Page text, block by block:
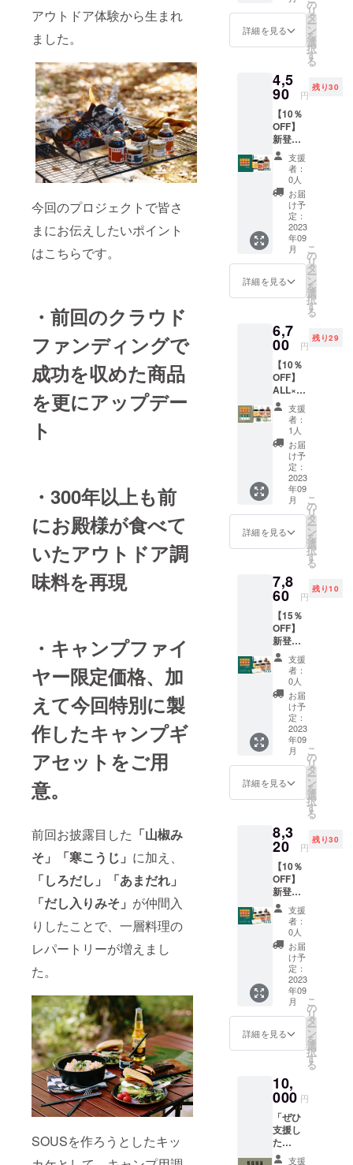
アウトドア体験から生まれ
ました。
今回のプロジェクトで皆さ
まにお伝えしたいポイント
はこちらです。
・前回のクラウド
ファンディングで
成功を収めた商品
を更にアップデー
ト
・300年以上も前
にお殿様が食べて
いたアウトドア調
味料を再現
・キャンプファイ
ヤー限定価格、加
えて今回特別に製
作したキャンプギ
アセットをご用
意。
前回お披露目した 「山椒み
そ」「寒こうじ」 に加え、
「しろだし」「あまだれ」
「だし入りみそ」 が仲間入
りしたことで、一層料理の
レパートリーが増えまし
た。
SOUSを作ろうとしたキッ
個の
セット
（一般
販売予
5,100円
の15%
OFF） ※
賞味期
限：し
ろだし
製造か
ら9ヶ
月、あ
まだれ
製造か
ら1年、
だし入
りみそ
製造か
ら3ヶ月
※デザイ
る可能
性もご
ざいま
す。ご
了承く
ださ
い。 ※
ご注文
状況、
使用部
材の供
給状
況、製
造工程
上の都
合等に
より出
があり
ます。
※購入後
のキャ
ンセル
は出来
ませ
ん。た
だし、
期間中
やむを
得ず商
品の
キャン
セルが
場合、
表示さ
個数が
変動す
る場合
がござ
いま
す。予
めご了
承くだ
さい。
※本プロ
ジェク
トを通
して沢
山のご
支援を
量産体
制を整
きた場
合、正
規販売
価格が
予定価
格より
詳細を見る
の
リ
タ
ー
ン
を
選
択
す
る
4,5
90 円
残り30
【10％
OFF】
新登場3
種×1
セット
・しろ
だし、
あまだ
れ、だ
し入り
みそ そ
れぞれ1
個の
セット
（一般
販売予
5,100円
の10%
OFF） ※
賞味期
限：し
ろだし
製造か
ら9ヶ
月、あ
まだれ
製造か
ら1年、
だし入
りみそ
製造か
ら3ヶ月
※デザイ
る可能
性もご
ざいま
す。ご
了承く
ださ
い。 ※
ご注文
状況、
使用部
材の供
給状
況、製
造工程
上の都
合等に
より出
があり
ます。
※購入後
のキャ
ンセル
は出来
ませ
ん。た
だし、
期間中
やむを
得ず商
品の
キャン
セルが
場合、
表示さ
個数が
変動す
る場合
がござ
いま
す。予
めご了
支援
者：
0人
お届
け予
定：
2023
年09
月
詳細を見る
こ
の
リ
タ
ー
ン
を
選
択
す
る
6,7
00 円
残り29
【10％
OFF】
ALL×1
セット
・山椒
みそ、
寒こう
じ、し
ろだ
し、あ
まだ
れ、だ
し入り
みそ そ
れぞれ1
個の
（一般
販売予
定価格
7,440円
の10%
OFF） ※
賞味期
限：山
椒みそ
製造か
ら3ヶ
月、寒
こうじ
製造か
ら3ヶ
月、し
ろだし
まだれ
製造か
ら1年、
だし入
りみそ
製造か
ら3ヶ月
※デザイ
ン・仕
様は変
更にな
る可能
性もご
ざいま
す。ご
了承く
ださ
使用部
材の供
給状
況、製
造工程
上の都
合等に
支援
者：
1人
お届
け予
定：
2023
年09
月
詳細を見る
こ
の
リ
タ
ー
ン
を
選
択
す
る
7,8
60 円
残り10
【15％
OFF】
新登場
３種×2
ウッド
プラン
ク付き
セット
・しろ
だし、
あまだ
れ、だ
し入り
みそ そ
れぞれ2
個、
プラン
ク1個の
セット
（一般
販売予
定価格
9,250円
の15%
OFF） ※
賞味期
限：し
ろだし
製造か
ら9ヶ
月、あ
まだれ
製造か
製造か
ら3ヶ月
※デザイ
ン・仕
様は変
更にな
る可能
支援
者：
0人
お届
け予
定：
2023
年09
月
詳細を見る
こ
の
リ
タ
ー
ン
を
選
択
す
る
8,3
20 円
残り30
【10％
OFF】
新登場
３種×2
ウッド
プラン
ク付き
セット
・しろ
だし、
あまだ
れ、だ
し入り
みそ そ
れぞれ2
個、
プラン
ク1個の
セット
（一般
販売予
定価格
9,250円
支援
者：
0人
お届
け予
定：
2023
年09
月
詳細を見る
こ
の
リ
タ
ー
ン
を
選
択
す
る
10,
000 円
「ぜひ
支援し
た
い！」
支援